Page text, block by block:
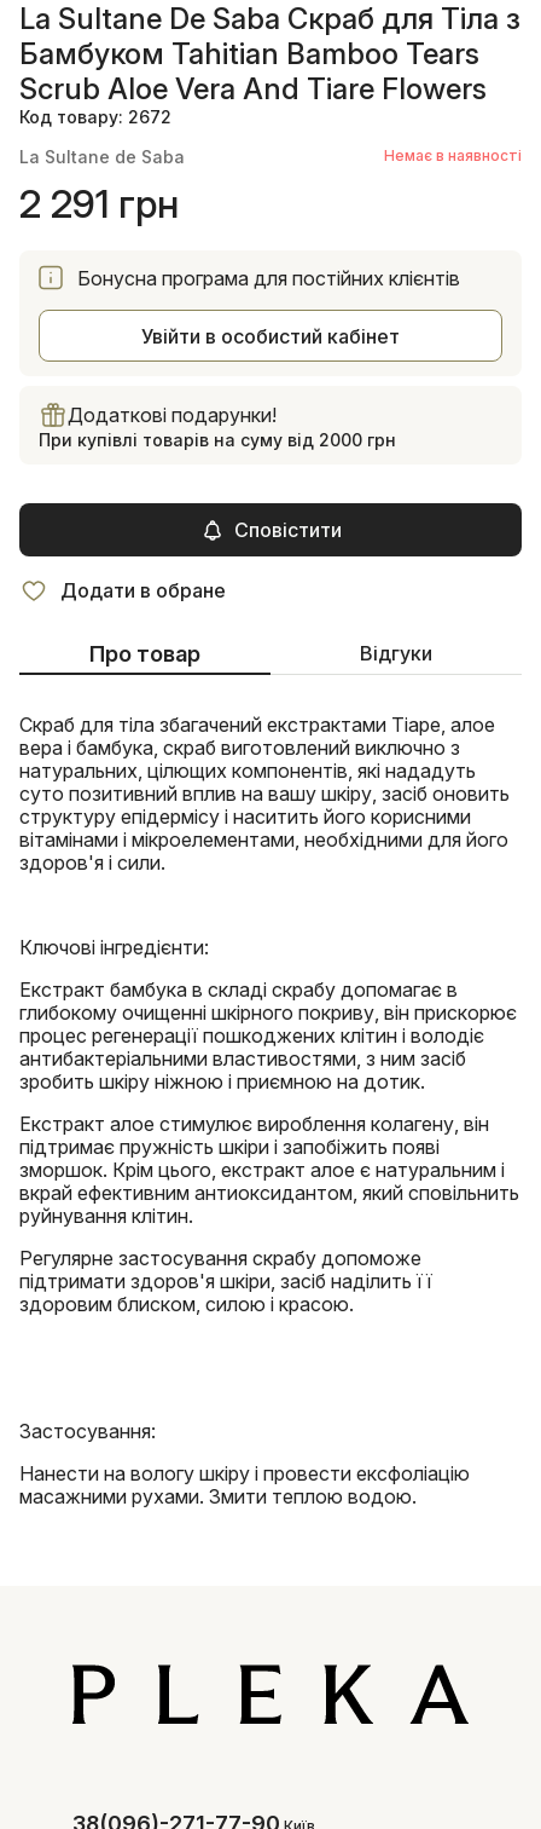
La Sultanе De Saba Скраб для Тіла з
Бамбуком Tahitian Bamboo Tears
Scrub Aloe Vera And Tiare Flowers
Код товару: 2672
La Sultane de Saba
Немає в наявності
2 291 грн
Бонусна програма для постійних клієнтів
Увійти в особистий кабінет
Додаткові подарунки!
При купівлі товарів на суму від 2000 грн
Сповістити
Додати в обране
Про товар Відгуки
Скраб для тіла збагачений екстрактами Тіаре, алое
вера і бамбука, скраб виготовлений виключно з
натуральних, цілющих компонентів, які нададуть
суто позитивний вплив на вашу шкіру, засіб оновить
структуру епідермісу і наситить його корисними
вітамінами і мікроелементами, необхідними для його
здоров'я і сили.
Ключові інгредієнти:
Екстракт бамбука в складі скрабу допомагає в
глибокому очищенні шкірного покриву, він прискорює
процес регенерації пошкоджених клітин і володіє
антибактеріальними властивостями, з ним засіб
зробить шкіру ніжною і приємною на дотик.
Екстракт алое стимулює вироблення колагену, він
підтримає пружність шкіри і запобіжить появі
зморшок. Крім цього, екстракт алое є натуральним і
вкрай ефективним антиоксидантом, який сповільнить
руйнування клітин.
Регулярне застосування скрабу допоможе
підтримати здоров'я шкіри, засіб наділить її
здоровим блиском, силою і красою.
Застосування:
Нанести на вологу шкіру і провести ексфоліацію
масажними рухами. Змити теплою водою.
38(096)-271-77-90